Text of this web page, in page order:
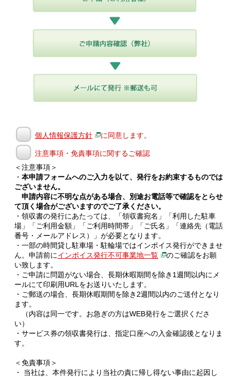
個人情報保護方針 に同意します。
注意事項・免責事項に関するご確認
＜注意事項＞
・ 本申請フォームへのご入力を以て、発行をお約束するものでは
ございません。
申請内容に不明な点がある場合、別途お電話等で確認をとらせ
て頂く場合がございますのでご了承ください。
・領収書の発行にあたっては、「領収書宛名」「利用した駐車
場」「ご利用金額」「ご利用時間帯」「ご氏名」「連絡先（電話
番号・メールアドレス）」が必要となります。
・一部の時間貸し駐車場・駐輪場ではインボイス発行ができませ
ん。申請前にインボイス発行不可事業地一覧
のご確認をお願
い致します。
・ご申請に問題がない場合、長期休暇期間を除き1週間以内にメ
ールにて印刷用URLをお送りいたします。
・ご郵送の場合、長期休暇期間を除き2週間以内のご送付となり
ます。
（内容は同一です。お急ぎの方はWEB発行をご選択くださ
い）
・サービス券の領収書発行は、指定口座への入金確認後となりま
す。
＜免責事項＞
・ 当社は、本件発行により当社の責に帰し得ない事由に起因し